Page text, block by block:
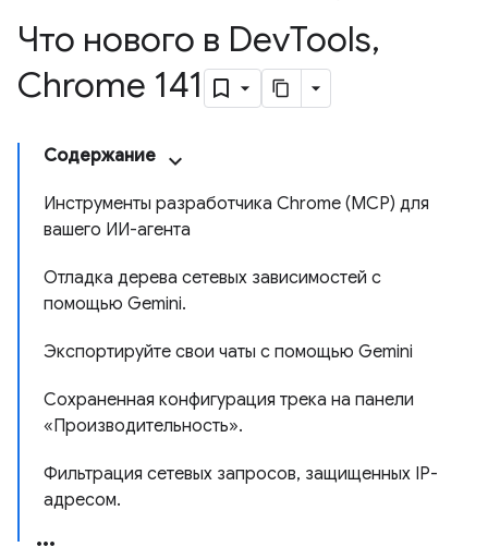
Что нового в DevTools,
Chrome 141
Содержание
Инструменты разработчика Chrome (MCP) для
вашего ИИ-агента
Отладка дерева сетевых зависимостей с
помощью Gemini.
Экспортируйте свои чаты с помощью Gemini
Сохраненная конфигурация трека на панели
«Производительность».
Фильтрация сетевых запросов, защищенных IP-
адресом.